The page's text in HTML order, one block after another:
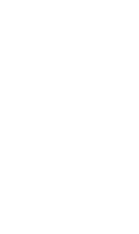
Upał i silne wiatry. . .